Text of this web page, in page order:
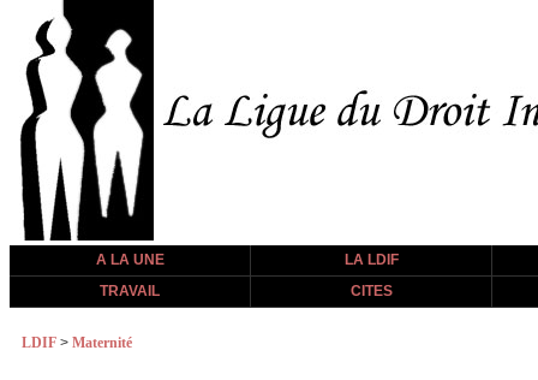
A LA UNE
LA LDIF
TRAVAIL
CITES
LDIF > Maternité